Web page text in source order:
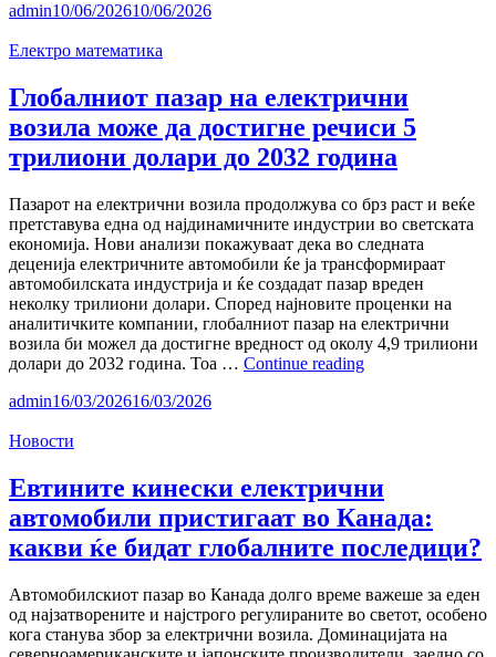
во
Кина
–
најпродаваните
10
веќе
се
електрични
admin10/06/202610/06/2026
Електро математика
Глобалниот пазар на електрични
возила може да достигне речиси 5
трилиони долари до 2032 година
Пазарот на електрични возила продолжува со брз раст и веќе
претставува една од најдинамичните индустрии во светската
економија. Нови анализи покажуваат дека во следната
деценија електричните автомобили ќе ја трансформираат
автомобилската индустрија и ќе создадат пазар вреден
неколку трилиони долари. Според најновите проценки на
аналитичките компании, глобалниот пазар на електрични
возила би можел да достигне вредност од околу 4,9 трилиони
долари до 2032 година. Тоа … Continue readingГлобалниот
да
достигне
речиси
5
трилиони
до
2032
година
admin16/03/202616/03/2026
Новости
Евтините кинески електрични
автомобили пристигаат во Канада:
какви ќе бидат глобалните последици?
Автомобилскиот пазар во Канада долго време важеше за еден
од најзатворените и најстрого регулираните во светот, особено
кога станува збор за електрични возила. Доминацијата на